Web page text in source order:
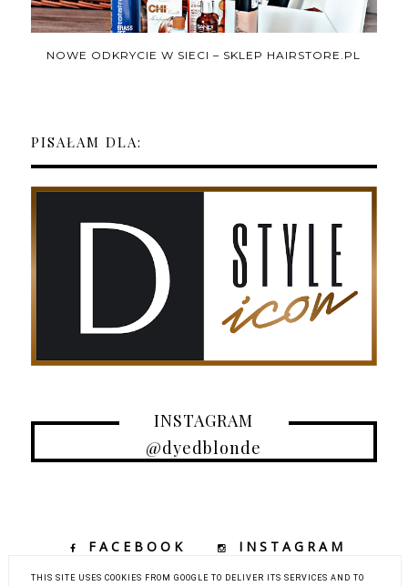
NOWE ODKRYCIE W SIECI – SKLEP HAIRSTORE.PL
PISAŁAM DLA:
INSTAGRAM
@dyedblonde
FACEBOOK
INSTAGRAM
TIKTOK
YOUTUBE
THIS SITE USES COOKIES FROM GOOGLE TO DELIVER ITS SERVICES AND TO